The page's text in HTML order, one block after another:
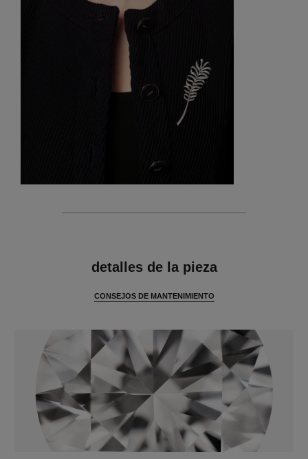
detalles de la pieza
CONSEJOS DE MANTENIMIENTO